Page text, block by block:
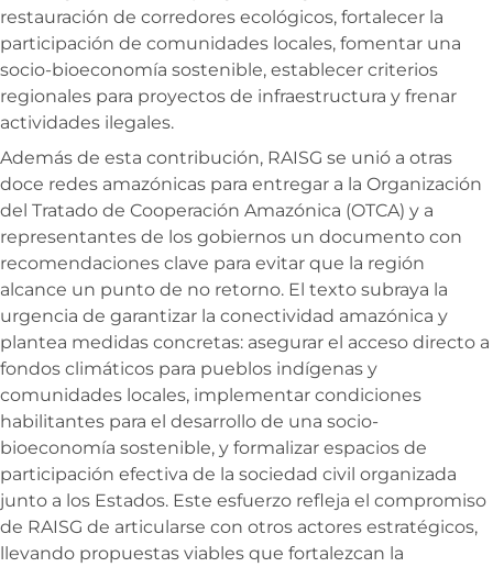
restauración de corredores ecológicos, fortalecer la
participación de comunidades locales, fomentar una
socio-bioeconomía sostenible, establecer criterios
regionales para proyectos de infraestructura y frenar
actividades ilegales.
Además de esta contribución, RAISG se unió a otras
doce redes amazónicas para entregar a la Organización
del Tratado de Cooperación Amazónica (OTCA) y a
representantes de los gobiernos un documento con
recomendaciones clave para evitar que la región
alcance un punto de no retorno. El texto subraya la
urgencia de garantizar la conectividad amazónica y
plantea medidas concretas: asegurar el acceso directo a
fondos climáticos para pueblos indígenas y
comunidades locales, implementar condiciones
habilitantes para el desarrollo de una socio-
bioeconomía sostenible, y formalizar espacios de
participación efectiva de la sociedad civil organizada
junto a los Estados. Este esfuerzo refleja el compromiso
de RAISG de articularse con otros actores estratégicos,
llevando propuestas viables que fortalezcan la